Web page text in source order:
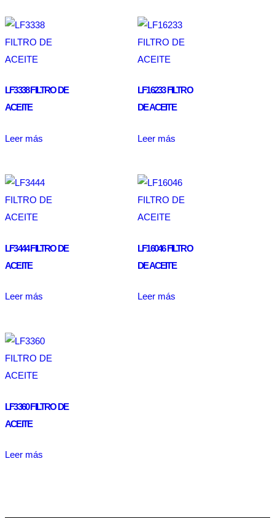
LF3338 FILTRO DE
ACEITE
Leer más
LF16233 FILTRO
DE ACEITE
Leer más
LF3444 FILTRO DE
ACEITE
Leer más
LF16046 FILTRO
DE ACEITE
Leer más
LF3360 FILTRO DE
ACEITE
Leer más